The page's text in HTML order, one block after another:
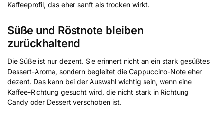
Kaffeeprofil, das eher sanft als trocken wirkt.
Süße und Röstnote bleiben
zurückhaltend
Die Süße ist nur dezent. Sie erinnert nicht an ein stark gesüßtes
Dessert-Aroma, sondern begleitet die Cappuccino-Note eher
dezent. Das kann bei der Auswahl wichtig sein, wenn eine
Kaffee-Richtung gesucht wird, die nicht stark in Richtung
Candy oder Dessert verschoben ist.